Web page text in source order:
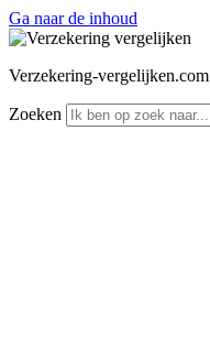
Ga naar de inhoud
Verzekering-vergelijken.com
Zoeken